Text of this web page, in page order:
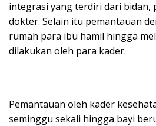
integrasi yang terdiri dari bidan,
dokter. Selain itu pemantauan
rumah para ibu hamil hingga
dilakukan oleh para kader.
Pemantauan oleh kader
seminggu sekali hingga bayi